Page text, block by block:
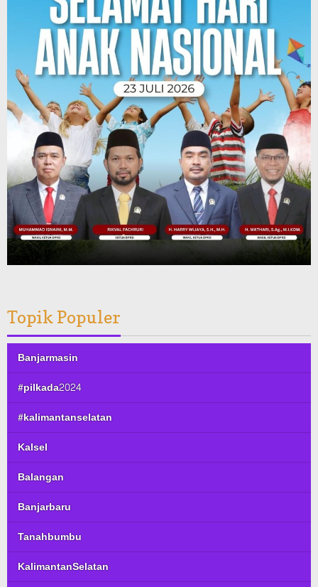
Topik Populer
Banjarmasin
#pilkada2024
#kalimantanselatan
Kalsel
Balangan
Banjarbaru
Tanahbumbu
KalimantanSelatan